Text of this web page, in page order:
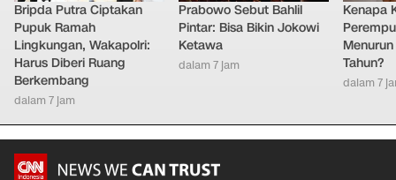
Bripda Putra Ciptakan
Pupuk Ramah
Lingkungan, Wakapolri:
Harus Diberi Ruang
Berkembang
dalam 7 jam
Prabowo Sebut Bahlil
Pintar: Bisa Bikin Jokowi
Ketawa
dalam 7 jam
Kenapa
Tahun?
dalam 7